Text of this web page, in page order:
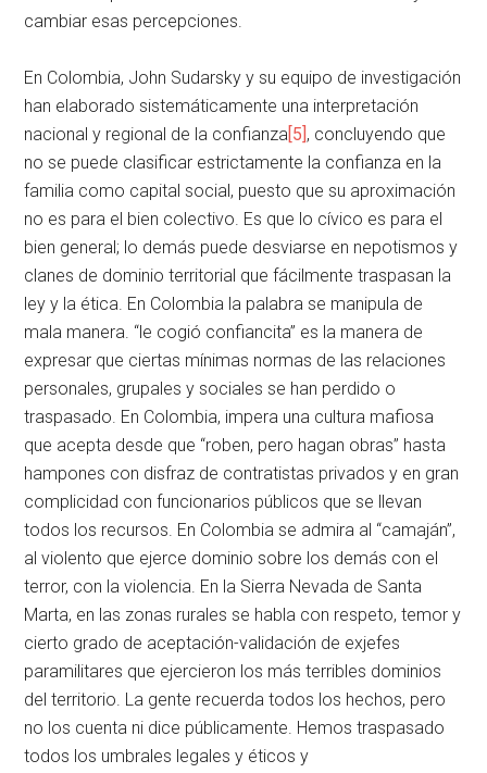
cambiar esas percepciones.
En Colombia, John Sudarsky y su equipo de investigación
han elaborado sistemáticamente una interpretación
nacional y regional de la confianza [5] , concluyendo que
no se puede clasificar estrictamente la confianza en la
familia como capital social, puesto que su aproximación
no es para el bien colectivo. Es que lo cívico es para el
bien general; lo demás puede desviarse en nepotismos y
clanes de dominio territorial que fácilmente traspasan la
ley y la ética. En Colombia la palabra se manipula de
mala manera. “le cogió confiancita” es la manera de
expresar que ciertas mínimas normas de las relaciones
personales, grupales y sociales se han perdido o
traspasado. En Colombia, impera una cultura mafiosa
que acepta desde que “roben, pero hagan obras” hasta
hampones con disfraz de contratistas privados y en gran
complicidad con funcionarios públicos que se llevan
todos los recursos. En Colombia se admira al “camaján”,
al violento que ejerce dominio sobre los demás con el
terror, con la violencia. En la Sierra Nevada de Santa
Marta, en las zonas rurales se habla con respeto, temor y
cierto grado de aceptación-validación de exjefes
paramilitares que ejercieron los más terribles dominios
del territorio. La gente recuerda todos los hechos, pero
no los cuenta ni dice públicamente. Hemos traspasado
todos los umbrales legales y éticos y